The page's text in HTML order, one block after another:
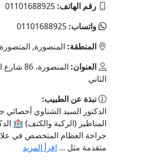
رقم الهاتف: 01101688925
واتساب: 01101688925
المنطقة: المنصورة, المنصورة
العنوان:
الثاني
نبذة عن الطبيب:
الدكتور السيد الشناوي
المناظير (الركبة والكتف) 🏥
جراحة العظام المتخصص في علاج
متقدمة مثل ... اقرأ المزيد